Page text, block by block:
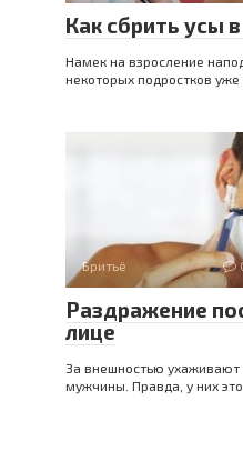
Как сбрить усы
Намек на взросление
некоторых подростков уже
Бритьё
Раздражение
лице
За внешностью
мужчины. Правда, у них